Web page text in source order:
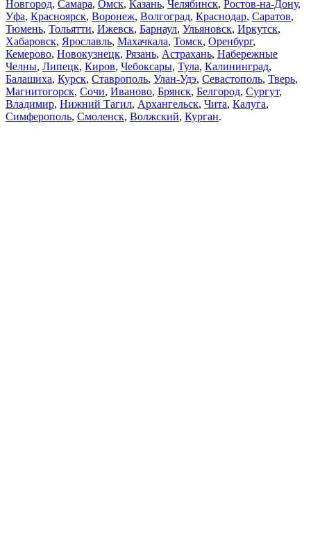
Новгород, Самара, Омск, Казань, Челябинск, Ростов-на-Дону,
Уфа, Красноярск, Воронеж, Волгоград, Краснодар, Саратов,
Тюмень, Тольятти, Ижевск, Барнаул, Ульяновск, Иркутск,
Хабаровск, Ярославль, Махачкала, Томск, Оренбург,
Кемерово, Новокузнецк, Рязань, Астрахань, Набережные
Челны, Липецк, Киров, Чебоксары, Тула, Калининград,
Балашиха, Курск, Ставрополь, Улан-Удэ, Севастополь, Тверь,
Магнитогорск, Сочи, Иваново, Брянск, Белгород, Сургут,
Владимир, Нижний Тагил, Архангельск, Чита, Калуга,
Симферополь, Смоленск, Волжский, Курган.